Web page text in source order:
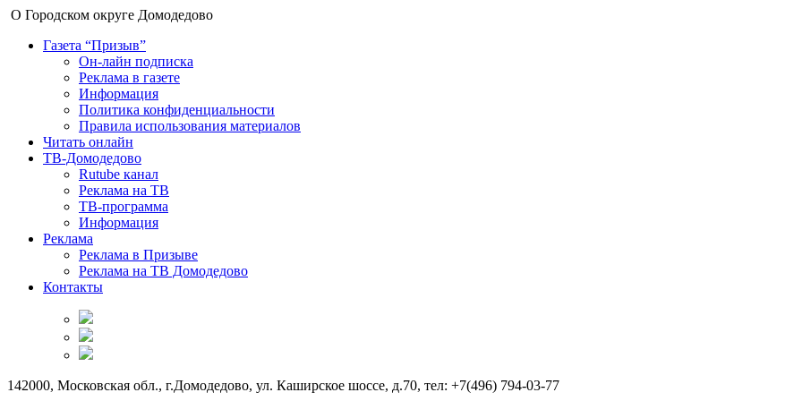
О Городском округе Домодедово
Газета “Призыв”
Он-лайн подписка
Реклама в газете
Информация
Политика конфиденциальности
Правила использования материалов
Читать онлайн
ТВ-Домодедово
Rutube канал
Реклама на ТВ
ТВ-программа
Информация
Реклама
Реклама в Призыве
Реклама на ТВ Домодедово
Контакты
142000, Московская обл., г.Домодедово, ул. Каширское шоссе, д.70, тел: +7(496) 794-03-77